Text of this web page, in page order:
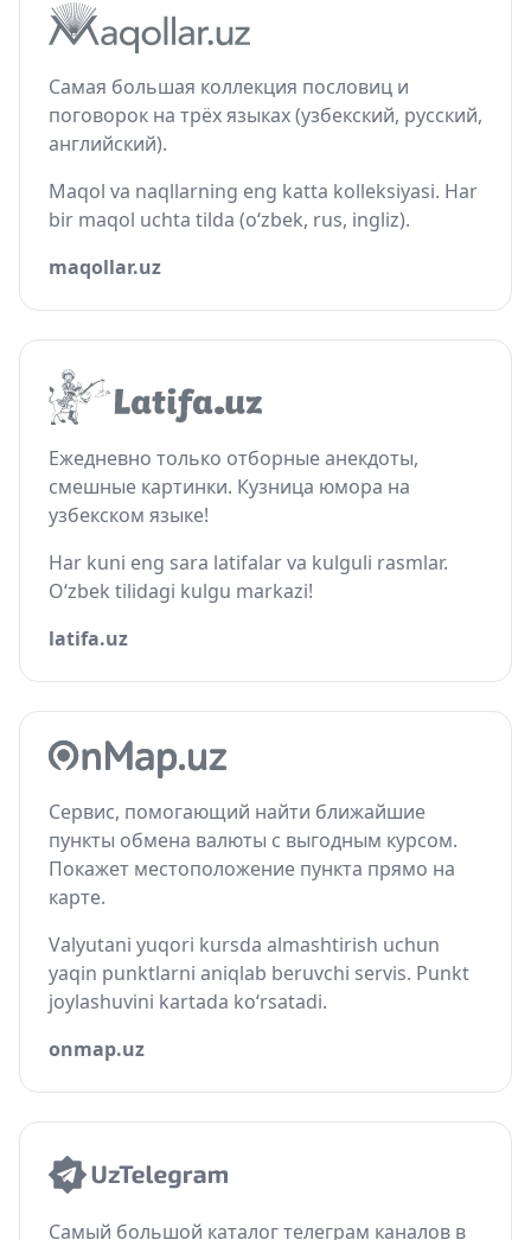
Самая большая коллекция пословиц и
поговорок на трёх языках (узбекский, русский,
английский).
Maqol va naqllarning eng katta kolleksiyasi. Har
bir maqol uchta tilda (o‘zbek, rus, ingliz).
maqollar.uz
Ежедневно только отборные анекдоты,
смешные картинки. Кузница юмора на
узбекском языке!
Har kuni eng sara latifalar va kulguli rasmlar.
O‘zbek tilidagi kulgu markazi!
latifa.uz
Сервис, помогающий найти ближайшие
пункты обмена валюты с выгодным курсом.
Покажет местоположение пункта прямо на
карте.
Valyutani yuqori kursda almashtirish uchun
yaqin punktlarni aniqlab beruvchi servis. Punkt
joylashuvini kartada ko‘rsatadi.
onmap.uz
Самый большой каталог телеграм каналов в